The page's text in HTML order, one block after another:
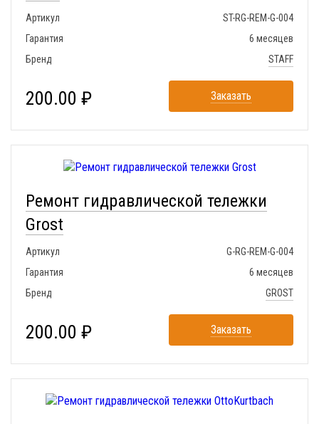
Артикул
ST-RG-REM-G-004
Гарантия
6 месяцев
Бренд
STAFF
200.00 ₽ Заказать
Ремонт гидравлической тележки
Grost
Артикул
G-RG-REM-G-004
Гарантия
6 месяцев
Бренд
GROST
200.00 ₽ Заказать